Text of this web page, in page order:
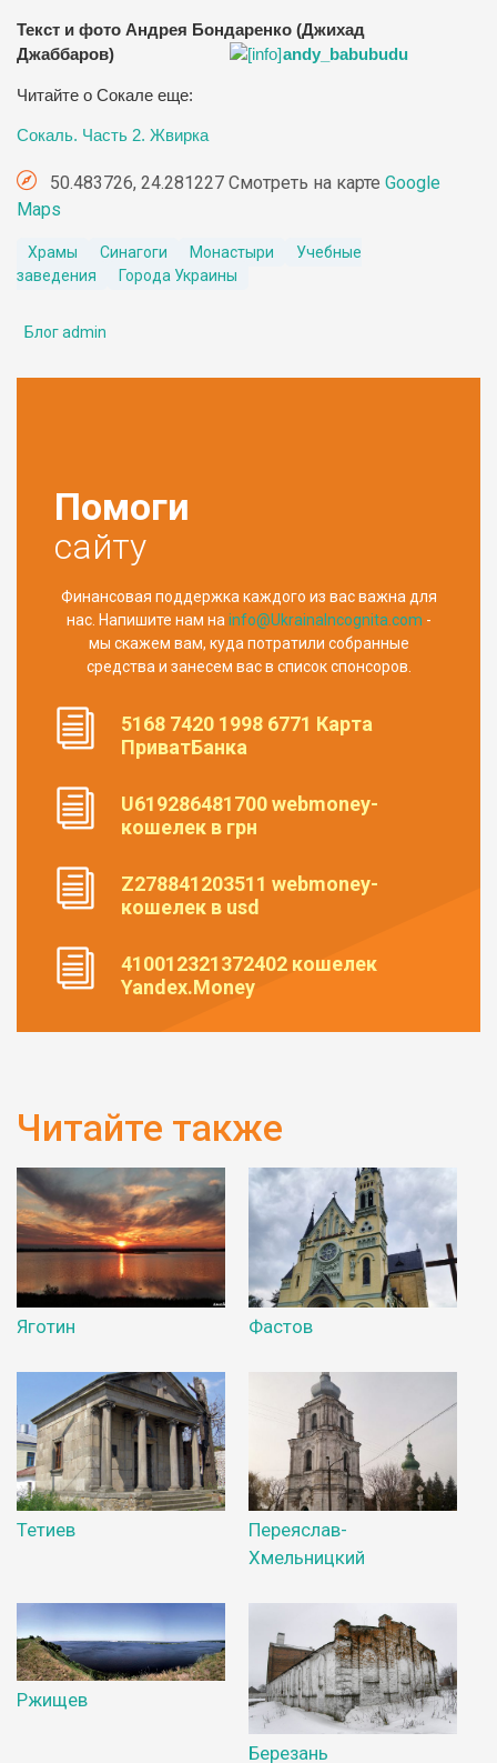
Текст и фото Андрея Бондаренко (Джихад
Джаббаров)
andy_babubudu
Читайте о Сокале еще:
Сокаль. Часть 2. Жвирка
50.483726, 24.281227 Смотреть на карте Google
Maps
Храмы Синагоги Монастыри
Учебные
заведения
Города Украины
Блог admin
Помоги
сайту
Финансовая поддержка каждого из вас важна для
нас. Напишите нам наinfo@UkrainaIncognita.com -
мы скажем вам, куда потратили собранные
средства и занесем вас в список спонсоров.
5168 7420 1998 6771 Карта
ПриватБанка
U619286481700 webmoney-
кошелек в грн
Z278841203511 webmoney-
кошелек в usd
410012321372402 кошелек
Yandex.Money
Читайте также
Яготин Фастов
Тетиев
Переяслав-
Хмельницкий
Ржищев
Березань